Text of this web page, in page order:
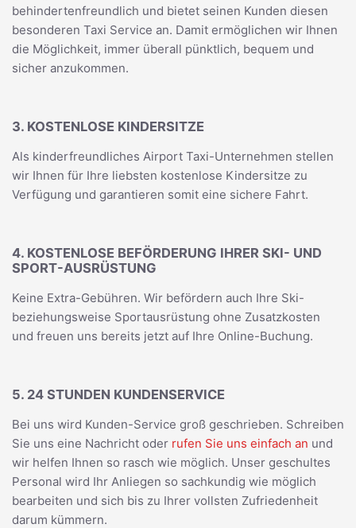
behindertenfreundlich und bietet seinen Kunden diesen
besonderen Taxi Service an. Damit ermöglichen wir Ihnen
die Möglichkeit, immer überall pünktlich, bequem und
sicher anzukommen.
3. KOSTENLOSE KINDERSITZE
Als kinderfreundliches Airport Taxi-Unternehmen stellen
wir Ihnen für Ihre liebsten kostenlose Kindersitze zu
Verfügung und garantieren somit eine sichere Fahrt.
4. KOSTENLOSE BEFÖRDERUNG IHRER SKI- UND
SPORT-AUSRÜSTUNG
Keine Extra-Gebühren. Wir befördern auch Ihre Ski-
beziehungsweise Sportausrüstung ohne Zusatzkosten
und freuen uns bereits jetzt auf Ihre Online-Buchung.
5. 24 STUNDEN KUNDENSERVICE
Bei uns wird Kunden-Service groß geschrieben. Schreiben
Sie uns eine Nachricht oder rufen Sie uns einfach an und
wir helfen Ihnen so rasch wie möglich. Unser geschultes
Personal wird Ihr Anliegen so sachkundig wie möglich
bearbeiten und sich bis zu Ihrer vollsten Zufriedenheit
darum kümmern.